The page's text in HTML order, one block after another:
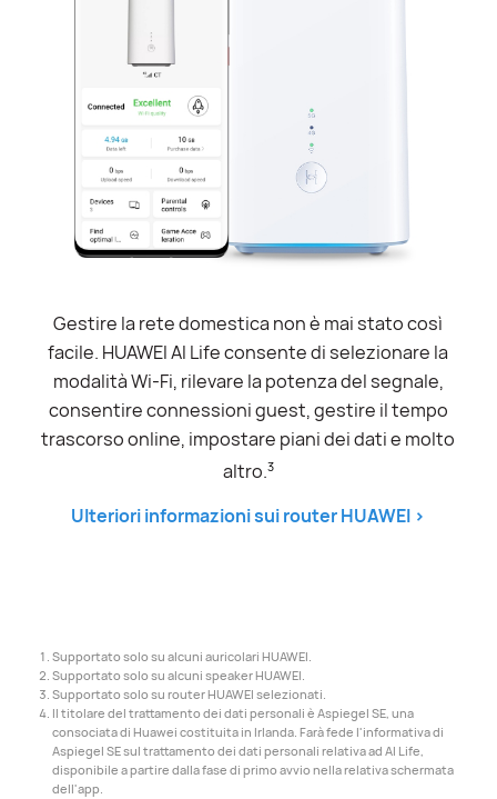
Gestire la rete domestica non è mai stato così
facile. HUAWEI AI Life consente di selezionare la
modalità Wi-Fi, rilevare la potenza del segnale,
consentire connessioni guest, gestire il tempo
trascorso online, impostare piani dei dati e molto
altro.3
Ulteriori informazioni sui routerHUAWEI >
Supportato solo su alcuni auricolari HUAWEI.
Supportato solo su alcuni speaker HUAWEI.
Supportato solo su router HUAWEI selezionati.
Il titolare del trattamento dei dati personali è Aspiegel SE, una
consociata di Huawei costituita in Irlanda. Farà fede l'informativa di
Aspiegel SE sul trattamento dei dati personali relativa ad AI Life,
disponibile a partire dalla fase di primo avvio nella relativa schermata
dell'app.